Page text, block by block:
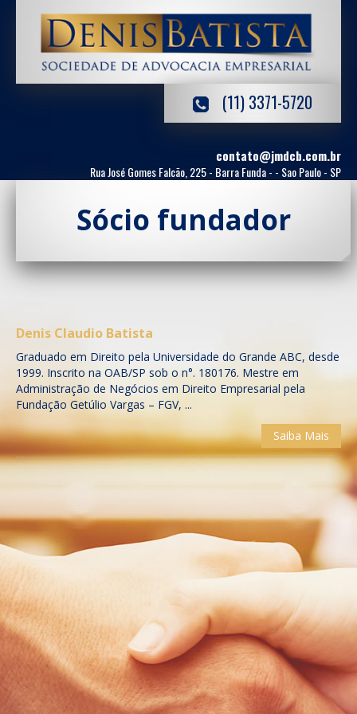
(11) 3371-5720
contato@jmdcb.com.br
Rua José Gomes Falcão, 225 - Barra Funda - - Sao Paulo - SP
Sócio fundador
Denis Claudio Batista
Graduado em Direito pela Universidade do Grande ABC, desde
1999. Inscrito na OAB/SP sob o n°. 180176. Mestre em
Administração de Negócios em Direito Empresarial pela
Fundação Getúlio Vargas – FGV, ...
Saiba Mais